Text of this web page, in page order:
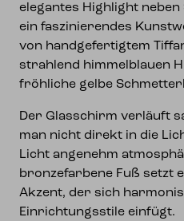
elegantes Highlight neben
ein faszinierendes
von handgefertigtem
strahlend himmelblauen
fröhliche gelbe
Der Glasschirm verläuft
man nicht direkt in die
Licht angenehm
bronzefarbene Fuß setzt
Akzent, der sich
Einrichtungsstile einfügt.